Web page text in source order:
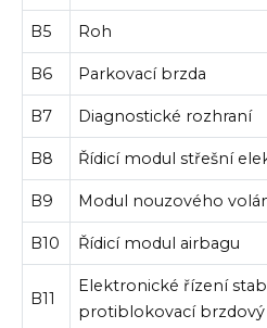
B5 Roh
B6 Parkovací brzda
B7 Diagnostické rozhraní
B8 Řídicí modul střešní
B9 Modul nouzového
B10 Řídicí modul airbagu
B11
Elektronické řízení
protiblokovací brzdový